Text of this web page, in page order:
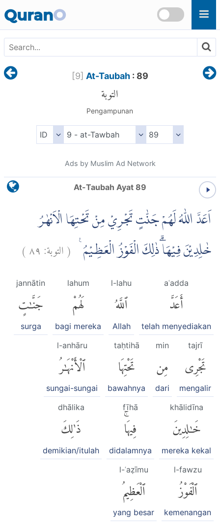
QuranO
[9] At-Taubah: 89
التوبة
Pengampunan
Ads by Muslim Ad Network
At-Taubah Ayat 89
اَعَدَّ اللّٰهُ لَهُمْ جَنّٰتٍ تَجْرِيْ مِنْ تَحْتِهَا الْاَنْهٰرُ
خٰلِدِيْنَ فِيْهَاۗ ذٰلِكَ الْفَوْزُ الْعَظِيْمُ ࣖ (التوبة:٨٩)
aʿadda
أَعَدَّ
telah menyediakan
l-lahu
ٱللَّهُ
Allah
lahum
لَهُمْ
bagi mereka
jannātin
جَنَّٰتٍ
surga
tajrī
تَجْرِى
mengalir
min
مِن
dari
taḥtihā
تَحْتِهَا
bawahnya
l-anhāru
ٱلْأَنْهَٰرُ
sungai-sungai
khālidīna
خَٰلِدِينَ
mereka kekal
fīhā
فِيهَاۚ
didalamnya
dhālika
ذَٰلِكَ
demikian/itulah
l-fawzu
ٱلْفَوْزُ
kemenangan
l-ʿaẓīmu
ٱلْعَظِيمُ
yang besar